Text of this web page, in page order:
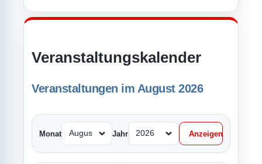
Veranstaltungskalender
Veranstaltungen im August 2026
Monat Jahr